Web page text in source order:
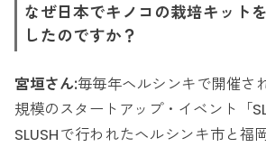
なぜ日本でキノコの栽培キット
したのですか？
宮垣さん:毎毎年ヘルシンキで開催さ
規模のスタートアップ・イベント「
SLUSHで行われたヘルシンキ市と福